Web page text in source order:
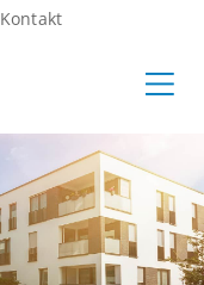
Kontakt